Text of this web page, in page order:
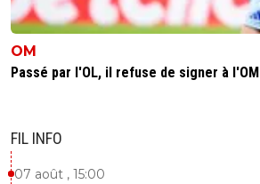
OM
Passé par l'OL, il refuse de signer à l'OM
FIL INFO
07 août , 15:00